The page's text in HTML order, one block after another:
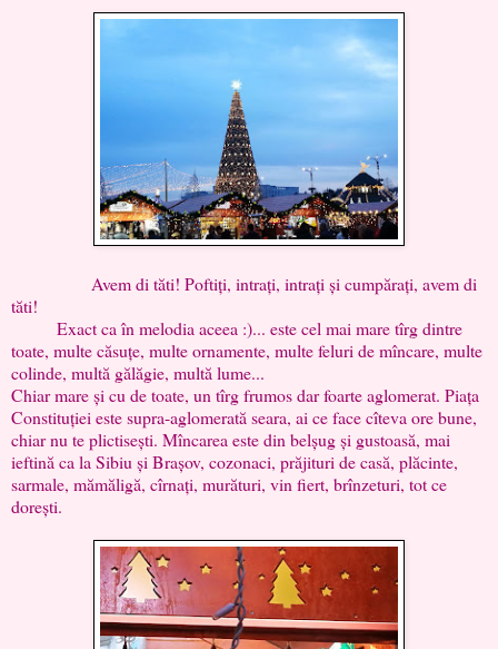
Avem di tăti! Poftiți, intrați, intrați și cumpărați, avem di
tăti!
Exact ca în melodia aceea :)... este cel mai mare tîrg dintre
toate, multe căsuțe, multe ornamente, multe feluri de mîncare, multe
colinde, multă gălăgie, multă lume...
Chiar mare și cu de toate, un tîrg frumos dar foarte aglomerat. Piața
Constituției este supra-aglomerată seara, ai ce face cîteva ore bune,
chiar nu te plictisești. Mîncarea este din belșug și gustoasă, mai
ieftină ca la Sibiu și Brașov, cozonaci, prăjituri de casă, plăcinte,
sarmale, mămăligă, cîrnați, murături, vin fiert, brînzeturi, tot ce
dorești.